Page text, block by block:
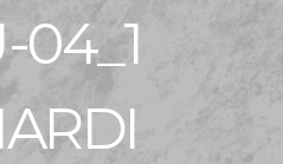
04_1